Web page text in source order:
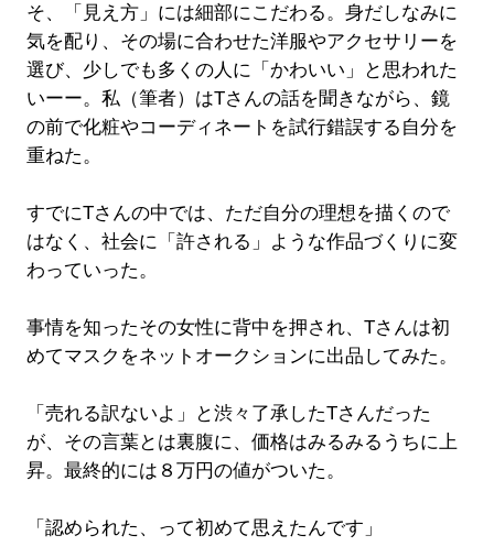
そ、「見え方」には細部にこだわる。身だしなみに
気を配り、その場に合わせた洋服やアクセサリーを
選び、少しでも多くの人に「かわいい」と思われた
いーー。私（筆者）はTさんの話を聞きながら、鏡
の前で化粧やコーディネートを試行錯誤する自分を
重ねた。
すでにTさんの中では、ただ自分の理想を描くので
はなく、社会に「許される」ような作品づくりに変
わっていった。
事情を知ったその女性に背中を押され、Tさんは初
めてマスクをネットオークションに出品してみた。
「売れる訳ないよ」と渋々了承したTさんだった
が、その言葉とは裏腹に、価格はみるみるうちに上
昇。最終的には８万円の値がついた。
「認められた、って初めて思えたんです」